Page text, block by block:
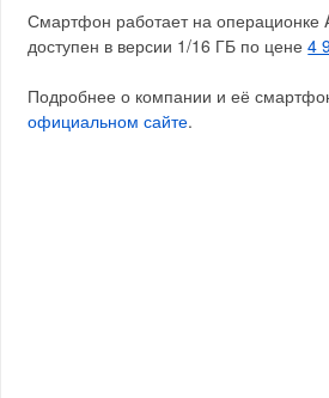
Смартфон работает на операционке
доступен в версии 1/16 ГБ по цене4
Подробнее о компании и её
официальном сайте.